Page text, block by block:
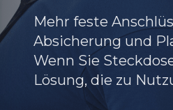
Mehr feste
Absicherung und
Wenn Sie
Lösung, die zu